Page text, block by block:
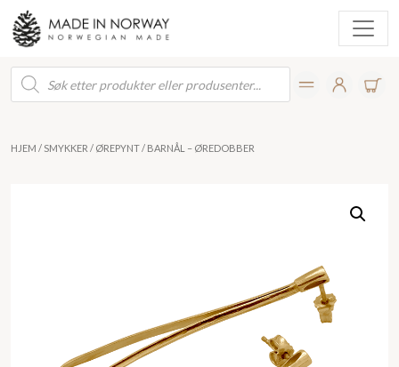
Products
search
HJEM / SMYKKER / ØREPYNT/ BARNÅL – ØREDOBBER